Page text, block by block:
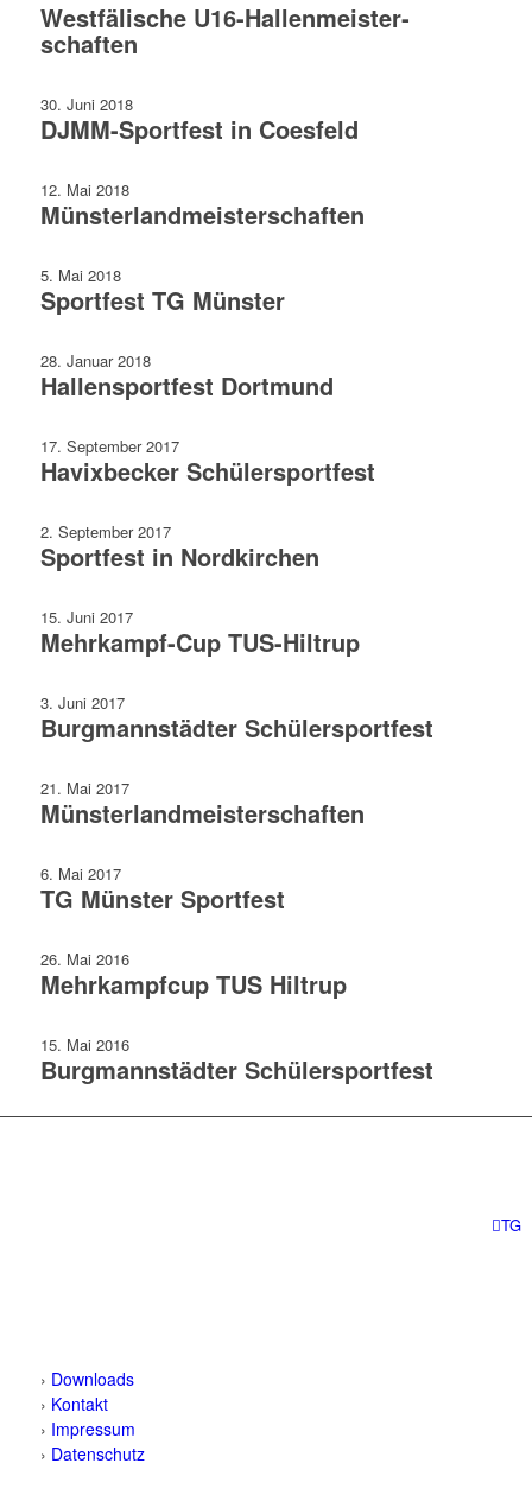
Westfälische U16-Hallen­meister­
schaften
30. Juni 2018
DJMM-Sportfest in Coesfeld
12. Mai 2018
Münsterland­meister­schaften
5. Mai 2018
Sportfest TG Münster
28. Januar 2018
Hallensportfest Dortmund
17. September 2017
Havixbecker Schülersportfest
2. September 2017
Sportfest in Nordkirchen
15. Juni 2017
Mehrkampf-Cup TUS-Hiltrup
3. Juni 2017
Burgmannstädter Schülersportfest
21. Mai 2017
Münsterland­meisterschaften
6. Mai 2017
TG Münster Sportfest
26. Mai 2016
Mehrkampfcup TUS Hiltrup
15. Mai 2016
Burgmannstädter Schülersportfest
› Downloads
› Kontakt
› Impressum
› Datenschutz
TG